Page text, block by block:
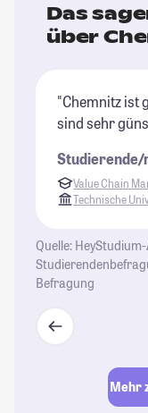
Das
über
"Chemnitz ist
sind sehr
Studierende/
Value Chain
Technische
Quelle:
Befragung
Mehr